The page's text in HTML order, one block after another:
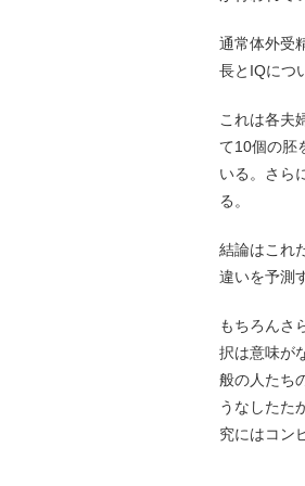
通常体外受
長とIQにつ
これは各夫
て10個の胚
いる。さら
る。
結論はこれ
違いを予測
もちろんさ
択は意味が
般の人たち
うなしたた
究にはコン